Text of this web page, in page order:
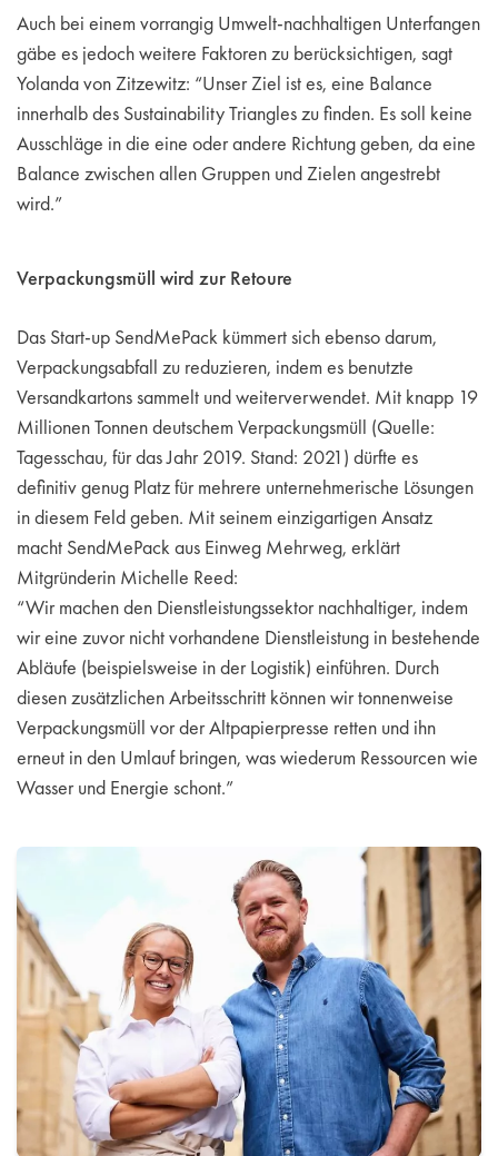
Auch bei einem vorrangig Umwelt-nachhaltigen Unterfangen
gäbe es jedoch weitere Faktoren zu berücksichtigen, sagt
Yolanda von Zitzewitz: “Unser Ziel ist es, eine Balance
innerhalb des Sustainability Triangles zu finden. Es soll keine
Ausschläge in die eine oder andere Richtung geben, da eine
Balance zwischen allen Gruppen und Zielen angestrebt
wird.”
Verpackungsmüll wird zur Retoure
Das Start-up SendMePack kümmert sich ebenso darum,
Verpackungsabfall zu reduzieren, indem es benutzte
Versandkartons sammelt und weiterverwendet. Mit knapp 19
Millionen Tonnen deutschem Verpackungsmüll (Quelle:
Tagesschau, für das Jahr 2019. Stand: 2021) dürfte es
definitiv genug Platz für mehrere unternehmerische Lösungen
in diesem Feld geben. Mit seinem einzigartigen Ansatz
macht SendMePack aus Einweg Mehrweg, erklärt
Mitgründerin Michelle Reed:
“Wir machen den Dienstleistungssektor nachhaltiger, indem
wir eine zuvor nicht vorhandene Dienstleistung in bestehende
Abläufe (beispielsweise in der Logistik) einführen. Durch
diesen zusätzlichen Arbeitsschritt können wir tonnenweise
Verpackungsmüll vor der Altpapierpresse retten und ihn
erneut in den Umlauf bringen, was wiederum Ressourcen wie
Wasser und Energie schont.”